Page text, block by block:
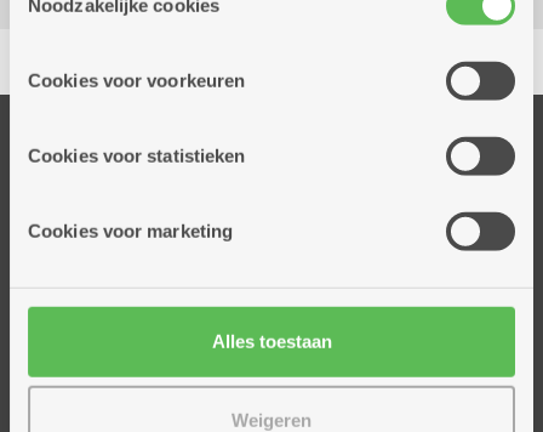
cookies worden geplaatst door derde partijen die een
informatie over jouw (geanonimiseerd) gebruik van onze
partners kunnen deze gegevens combineren met andere
Noodzakelijke cookies
Cookies voor voorkeuren
Cookies voor statistieken
Cookies voor marketing
Alles toestaan
Weigeren
Assistentiewoningen
Woonzorgcentra
Mijn Zorgbedrijf
Onze innovaties